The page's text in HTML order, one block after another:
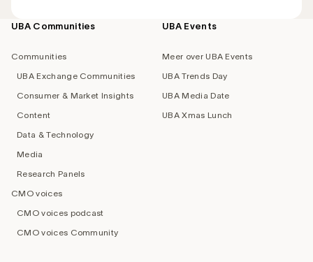
Footer
UBA Communities
Communities
UBA Exchange Communities
Consumer & Market Insights
Content
Data & Technology
Media
Research Panels
CMO voices
CMO voices podcast
CMO voices Community
UBA Events
Meer over UBA Events
UBA Trends Day
UBA Media Date
UBA Xmas Lunch